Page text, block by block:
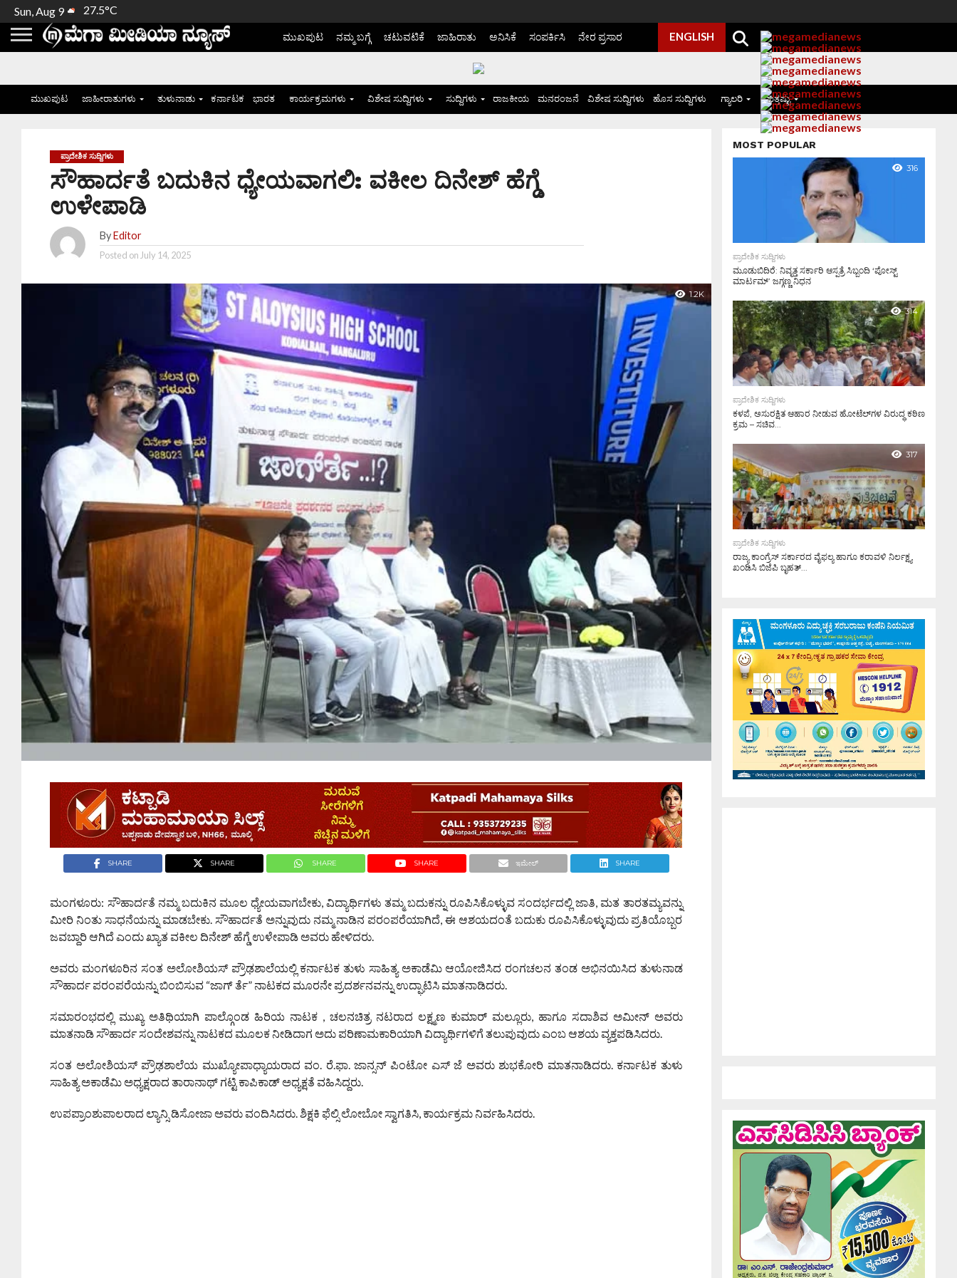
Sun, Aug 9 27.5°C
ಮುಖಪುಟ ನಮ್ಮ ಬಗ್ಗೆ ಚಟುವಟಿಕೆ ಜಾಹಿರಾತು ಅನಿಸಿಕೆ ಸಂಪರ್ಕಿಸಿ ನೇರ ಪ್ರಸಾರ ENGLISH
ಮುಖಪುಟ ಜಾಹೀರಾತುಗಳು ತುಳುನಾಡು ಕರ್ನಾಟಕ ಭಾರತ ಕಾರ್ಯಕ್ರಮಗಳು ವಿಶೇಷ ಸುದ್ದಿಗಳು ಸುದ್ದಿಗಳು ರಾಜಕೀಯ ಮನರಂಜನೆ ವಿಶೇಷ ಸುದ್ದಿಗಳು ಹೊಸ ಸುದ್ದಿಗಳು ಗ್ಯಾಲರಿ ಮತ್ತಷ್ಟು
ಪ್ರಾದೇಶಿಕ ಸುದ್ದಿಗಳು
ಸೌಹಾರ್ದತೆ ಬದುಕಿನ ಧ್ಯೇಯವಾಗಲಿ: ವಕೀಲ ದಿನೇಶ್ ಹೆಗ್ಡೆ
ಉಳೇಪಾಡಿ
By Editor
Posted on July 14, 2025
1.2K
SHARE SHARE SHARE SHARE ಇಮೇಲ್ SHARE
ಮಂಗಳೂರು: ಸೌಹಾರ್ದತೆ ನಮ್ಮ ಬದುಕಿನ ಮೂಲ ಧ್ಯೇಯವಾಗಬೇಕು, ವಿದ್ಯಾರ್ಥಿಗಳು ತಮ್ಮ ಬದುಕನ್ನು ರೂಪಿಸಿಕೊಳ್ಳುವ ಸಂದರ್ಭದಲ್ಲಿ ಜಾತಿ, ಮತ ತಾರತಮ್ಯವನ್ನು
ಮೀರಿ ನಿಂತು ಸಾಧನೆಯನ್ನು ಮಾಡಬೇಕು. ಸೌಹಾರ್ದತೆ ಅನ್ನುವುದು ನಮ್ಮ ನಾಡಿನ ಪರಂಪರೆಯಾಗಿದೆ, ಈ ಆಶಯದಂತೆ ಬದುಕು ರೂಪಿಸಿಕೊಳ್ಳುವುದು ಪ್ರತಿಯೊಬ್ಬರ
ಜವಬ್ದಾರಿ ಆಗಿದೆ ಎಂದು ಖ್ಯಾತ ವಕೀಲ ದಿನೇಶ್ ಹೆಗ್ಡೆ ಉಳೇಪಾಡಿ ಅವರು ಹೇಳಿದರು.
ಅವರು ಮಂಗಳೂರಿನ ಸಂತ ಅಲೋಶಿಯಸ್ ಪ್ರೌಢಶಾಲೆಯಲ್ಲಿ ಕರ್ನಾಟಕ ತುಳು ಸಾಹಿತ್ಯ ಅಕಾಡೆಮಿ ಆಯೋಜಿಸಿದ ರಂಗಚಲನ ತಂಡ ಅಭಿನಯಿಸಿದ ತುಳುನಾಡ
ಸೌಹಾರ್ದ ಪರಂಪರೆಯನ್ನು ಬಿಂಬಿಸುವ “ಜಾಗ್ ರ್ತೆ” ನಾಟಕದ ಮೂರನೇ ಪ್ರದರ್ಶನವನ್ನು ಉದ್ಘಾಟಿಸಿ ಮಾತನಾಡಿದರು.
ಸಮಾರಂಭದಲ್ಲಿ ಮುಖ್ಯ ಅತಿಥಿಯಾಗಿ ಪಾಲ್ಗೊಂಡ ಹಿರಿಯ ನಾಟಕ , ಚಲನಚಿತ್ರ ನಟರಾದ ಲಕ್ಷ್ಮಣ ಕುಮಾರ್ ಮಲ್ಲೂರು, ಹಾಗೂ ಸದಾಶಿವ ಅಮೀನ್ ಅವರು
ಮಾತನಾಡಿ ಸೌಹಾರ್ದ ಸಂದೇಶವನ್ನು ನಾಟಕದ ಮೂಲಕ ನೀಡಿದಾಗ ಅದು ಪರಿಣಾಮಕಾರಿಯಾಗಿ ವಿದ್ಯಾರ್ಥಿಗಳಿಗೆ ತಲುಪುವುದು ಎಂಬ ಆಶಯ ವ್ಯಕ್ತಪಡಿಸಿದರು.
ಸಂತ ಅಲೋಶಿಯಸ್ ಪ್ರೌಢಶಾಲೆಯ ಮುಖ್ಯೋಪಾಧ್ಯಾಯರಾದ ವಂ. ರೆ.ಫಾ. ಜಾನ್ಸನ್ ಪಿಂಟೋ ಎಸ್ ಜೆ ಅವರು ಶುಭಕೋರಿ ಮಾತನಾಡಿದರು. ಕರ್ನಾಟಕ ತುಳು
ಸಾಹಿತ್ಯ ಅಕಾಡೆಮಿ ಅಧ್ಯಕ್ಷರಾದ ತಾರಾನಾಥ್ ಗಟ್ಟಿ ಕಾಪಿಕಾಡ್ ಅಧ್ಯಕ್ಷತೆ ವಹಿಸಿದ್ದರು.
ಉಪಪ್ರಾಂಶುಪಾಲರಾದ ಲ್ಯಾನ್ಸಿ ಡಿಸೋಜಾ ಅವರು ವಂದಿಸಿದರು. ಶಿಕ್ಷಕಿ ಫೆಲ್ಸಿ ಲೋಬೋ ಸ್ವಾಗತಿಸಿ, ಕಾರ್ಯಕ್ರಮ ನಿರ್ವಹಿಸಿದರು.
MOST POPULAR
316
ಪ್ರಾದೇಶಿಕ ಸುದ್ದಿಗಳು
ಮೂಡುಬಿದಿರೆ: ನಿವೃತ್ತ ಸರ್ಕಾರಿ ಆಸ್ಪತ್ರೆ ಸಿಬ್ಬಂದಿ ‘ಪೋಸ್ಟ್
ಮಾರ್ಟಮ್’ ಜಗ್ಗಣ್ಣ ನಿಧನ
314
ಪ್ರಾದೇಶಿಕ ಸುದ್ದಿಗಳು
ಕಳಪೆ, ಅಸುರಕ್ಷಿತ ಆಹಾರ ನೀಡುವ ಹೋಟೆಲ್‌ಗಳ ವಿರುದ್ಧ ಕಠಿಣ
ಕ್ರಮ – ಸಚಿವ...
317
ಪ್ರಾದೇಶಿಕ ಸುದ್ದಿಗಳು
ರಾಜ್ಯ ಕಾಂಗ್ರೆಸ್ ಸರ್ಕಾರದ ವೈಫಲ್ಯ ಹಾಗೂ ಕರಾವಳಿ ನಿರ್ಲಕ್ಷ್ಯ
ಖಂಡಿಸಿ ಬಿಜೆಪಿ ಬೃಹತ್...